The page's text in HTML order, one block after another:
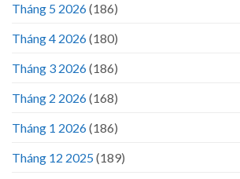
Tháng 5 2026(186)
Tháng 4 2026(180)
Tháng 3 2026(186)
Tháng 2 2026(168)
Tháng 1 2026(186)
Tháng 12 2025(189)